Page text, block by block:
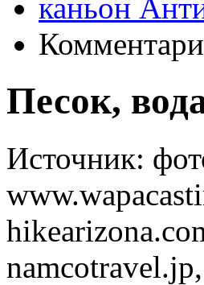
каньон
Песок,
Источник: